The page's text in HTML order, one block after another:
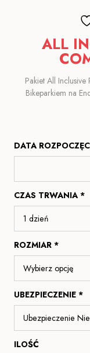
ALL
Pakiet All
Bikeparkiem na
DATA
CZAS TRWANIA *
ROZMIAR *
UBEZPIECZENIE *
ILOŚĆ